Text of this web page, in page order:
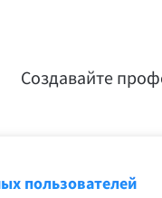
на наличие
Создавайте
пользователей